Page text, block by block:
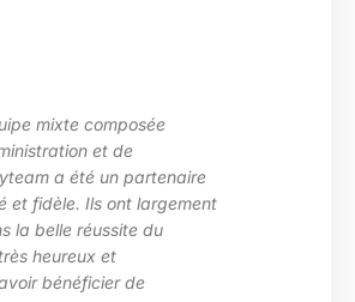
composée
et de
été un partenaire
Ils ont largement
réussite du
et
de